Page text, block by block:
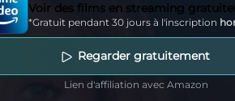
Voir des films en streaming
*Gratuit pendant 30 jours à l'inscription
Regarder gratuitement
Lien d'affiliation avec Amazon